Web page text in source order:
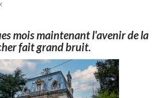
mois maintenant l'avenir de la
fait grand bruit.